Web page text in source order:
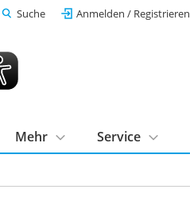
Suche Anmelden / Registrieren
Mehr Service